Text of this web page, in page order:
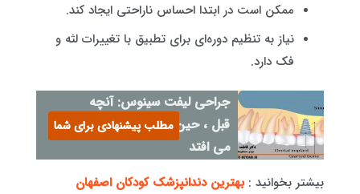
ممکن است در ابتدا احساس ناراحتی ایجاد کند.
نیاز به تنظیم دوره‌ای برای تطبیق با تغییرات لثه و
فک دارد.
جراحی لیفت سینوس: آنچه
قبل ، حین و بعد از عمل اتفاق
می افتد
مطلب پیشنهادی برای شما
بیشتر بخوانید : بهترین دندانپزشک کودکان اصفهان